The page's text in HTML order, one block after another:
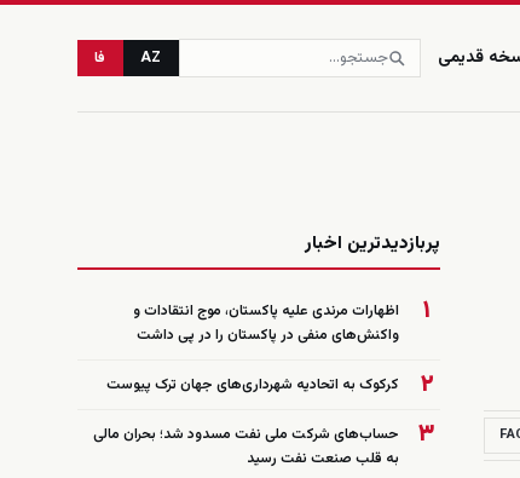
قدیمی AZ فا
پربازدیدترین اخبار
۱
اظهارات مرندی علیه پاکستان، موج انتقادات و
واکنش‌های منفی در پاکستان را در پی داشت
۲ کرکوک به اتحادیه شهرداری‌های جهان ترک پیوست
۳
حساب‌های شرکت ملی نفت مسدود شد؛ بحران مالی
به قلب صنعت نفت رسید